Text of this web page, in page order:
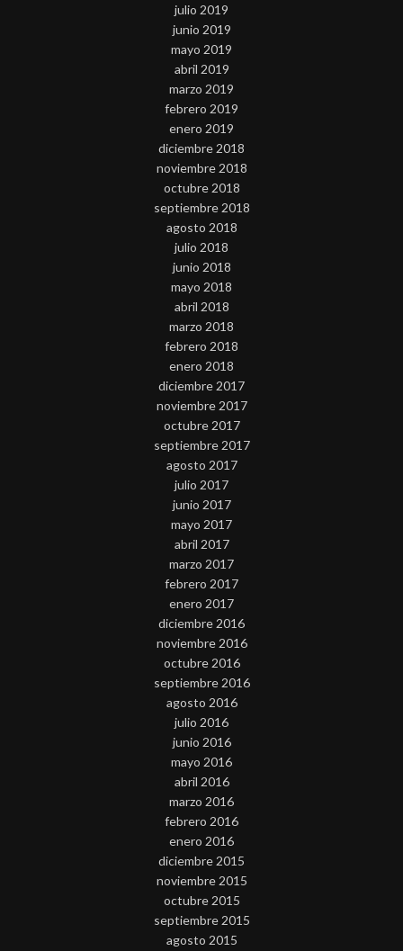
julio 2019
junio 2019
mayo 2019
abril 2019
marzo 2019
febrero 2019
enero 2019
diciembre 2018
noviembre 2018
octubre 2018
septiembre 2018
agosto 2018
julio 2018
junio 2018
mayo 2018
abril 2018
marzo 2018
febrero 2018
enero 2018
diciembre 2017
noviembre 2017
octubre 2017
septiembre 2017
agosto 2017
julio 2017
junio 2017
mayo 2017
abril 2017
marzo 2017
febrero 2017
enero 2017
diciembre 2016
noviembre 2016
octubre 2016
septiembre 2016
agosto 2016
julio 2016
junio 2016
mayo 2016
abril 2016
marzo 2016
febrero 2016
enero 2016
diciembre 2015
noviembre 2015
octubre 2015
septiembre 2015
agosto 2015